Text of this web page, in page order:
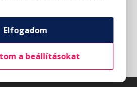
Elfogadom
a beállításokat